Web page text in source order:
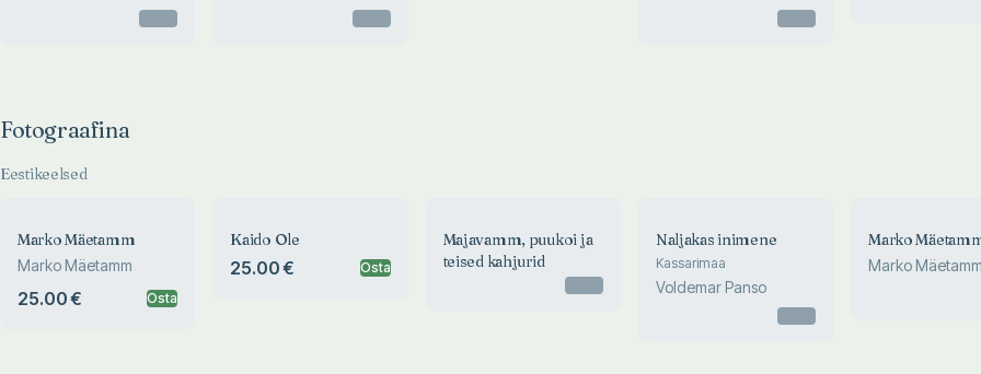
Fotograafina
Eestikeelsed
Marko Mäetamm
Marko Mäetamm
25.00 € Osta
Kaido Ole
25.00 € Osta
Majavamm, puukoi ja
teised kahjurid
Naljakas inimene
Kassarimaa
Voldemar Panso
Marko
Marko Mäetamm